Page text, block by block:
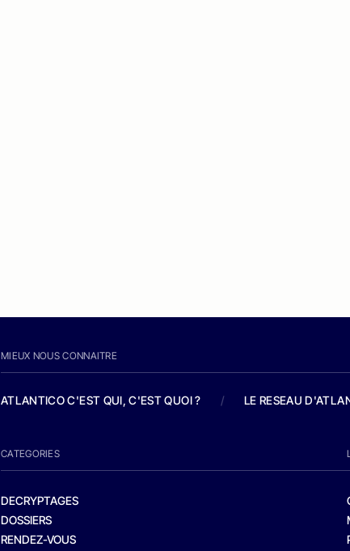
MIEUX NOUS CONNAITRE
ATLANTICO C'EST QUI, C'EST QUOI ? / LE RESEAU
CATEGORIES
DECRYPTAGES
DOSSIERS
RENDEZ-VOUS